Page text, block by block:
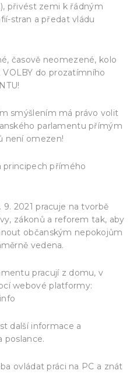
přivést zemi k řádným
stran a předat vládu
časově neomezené, kolo
do prozatímního
smýšlením má právo volit
parlamentu přímým
není omezen!
principech přímého
2021 pracuje na tvorbě
zákonů a reforem tak, aby
občanským nepokojům
vedena.
pracují z domu, v
webové platformy:
další informace a
poslance.
ovládat práci na PC a znát